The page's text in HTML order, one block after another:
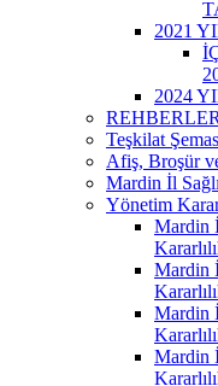
2021
2024
REHBERLER
Teşkilat
Afiş, Broşür
Mardin İl
Yönetim
Mardin
Mardin
Mardin
Mardin